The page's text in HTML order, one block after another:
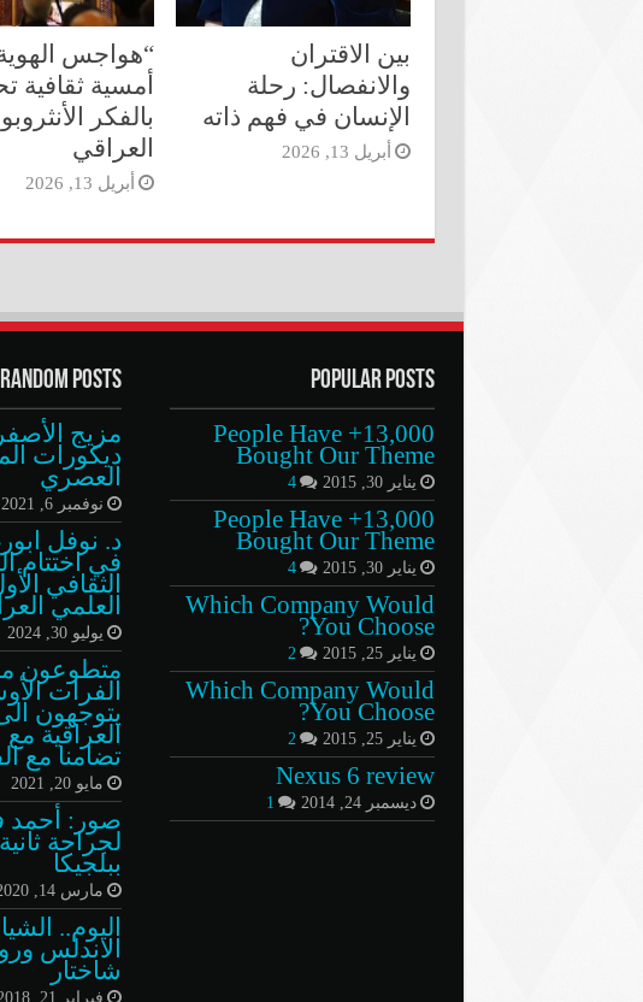
بين الاقتران
والانفصال: رحلة
الإنسان في فهم ذاته
أبريل 13, 2026
“هواجس
أمسية ثقافية
بالفكر
العراقي
أبريل 13, 2026
Popular Posts
13,000+ People Have
Bought Our Theme
يناير 30, 2015 4
13,000+ People Have
Bought Our Theme
يناير 30, 2015 4
Which Company Would
You Choose?
يناير 25, 2015 2
Which Company Would
You Choose?
يناير 25, 2015 2
Nexus 6 review
ديسمبر 24, 2014 1
Random Posts
مزيج
ديكورات
العصري
نوفمبر 6, 2021
د. نوفل
في اختتام
الثقافي
العلمي
يوليو 30, 2024
متطوعون
الفرات
يتوجهون
العراقية مع
تضامنا مع
مايو 20, 2021
صور: أحمد
لجراحة
ببلجيكا
مارس 14, 2020
اليوم..
الاندلس
شاختار
فبراير 21, 2018